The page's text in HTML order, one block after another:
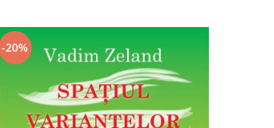
-20%